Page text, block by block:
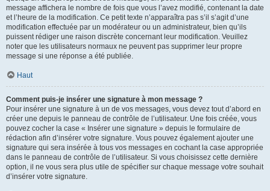
message affichera le nombre de fois que vous l’avez modifié, contenant la date
et l’heure de la modification. Ce petit texte n’apparaîtra pas s’il s’agit d’une
modification effectuée par un modérateur ou un administrateur, bien qu’ils
puissent rédiger une raison discrète concernant leur modification. Veuillez
noter que les utilisateurs normaux ne peuvent pas supprimer leur propre
message si une réponse a été publiée.
Haut
Comment puis-je insérer une signature à mon message ?
Pour insérer une signature à un de vos messages, vous devez tout d’abord en
créer une depuis le panneau de contrôle de l’utilisateur. Une fois créée, vous
pouvez cocher la case « Insérer une signature » depuis le formulaire de
rédaction afin d’insérer votre signature. Vous pouvez également ajouter une
signature qui sera insérée à tous vos messages en cochant la case appropriée
dans le panneau de contrôle de l’utilisateur. Si vous choisissez cette dernière
option, il ne vous sera plus utile de spécifier sur chaque message votre souhait
d’insérer votre signature.